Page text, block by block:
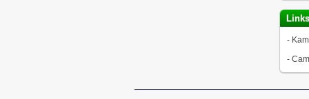
Links
-
-